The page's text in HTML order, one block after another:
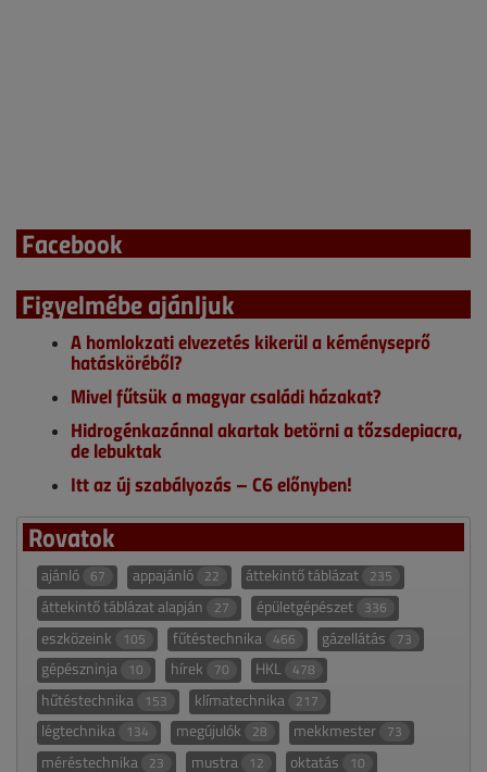
Facebook
Figyelmébe ajánljuk
A homlokzati elvezetés kikerül a kéményseprő
hatásköréből?
Mivel fűtsük a magyar családi házakat?
Hidrogénkazánnal akartak betörni a tőzsdepiacra,
de lebuktak
Itt az új szabályozás – C6 előnyben!
Rovatok
ajánló 67 appajánló 22 áttekintő táblázat 235
áttekintő táblázat alapján 27 épületgépészet 336
eszközeink 105 fűtéstechnika 466 gázellátás 73
gépészninja 10 hírek 70 HKL 478
hűtéstechnika 153 klímatechnika 217
légtechnika 134 megújulók 28 mekkmester 73
méréstechnika 23 mustra 12 oktatás 10